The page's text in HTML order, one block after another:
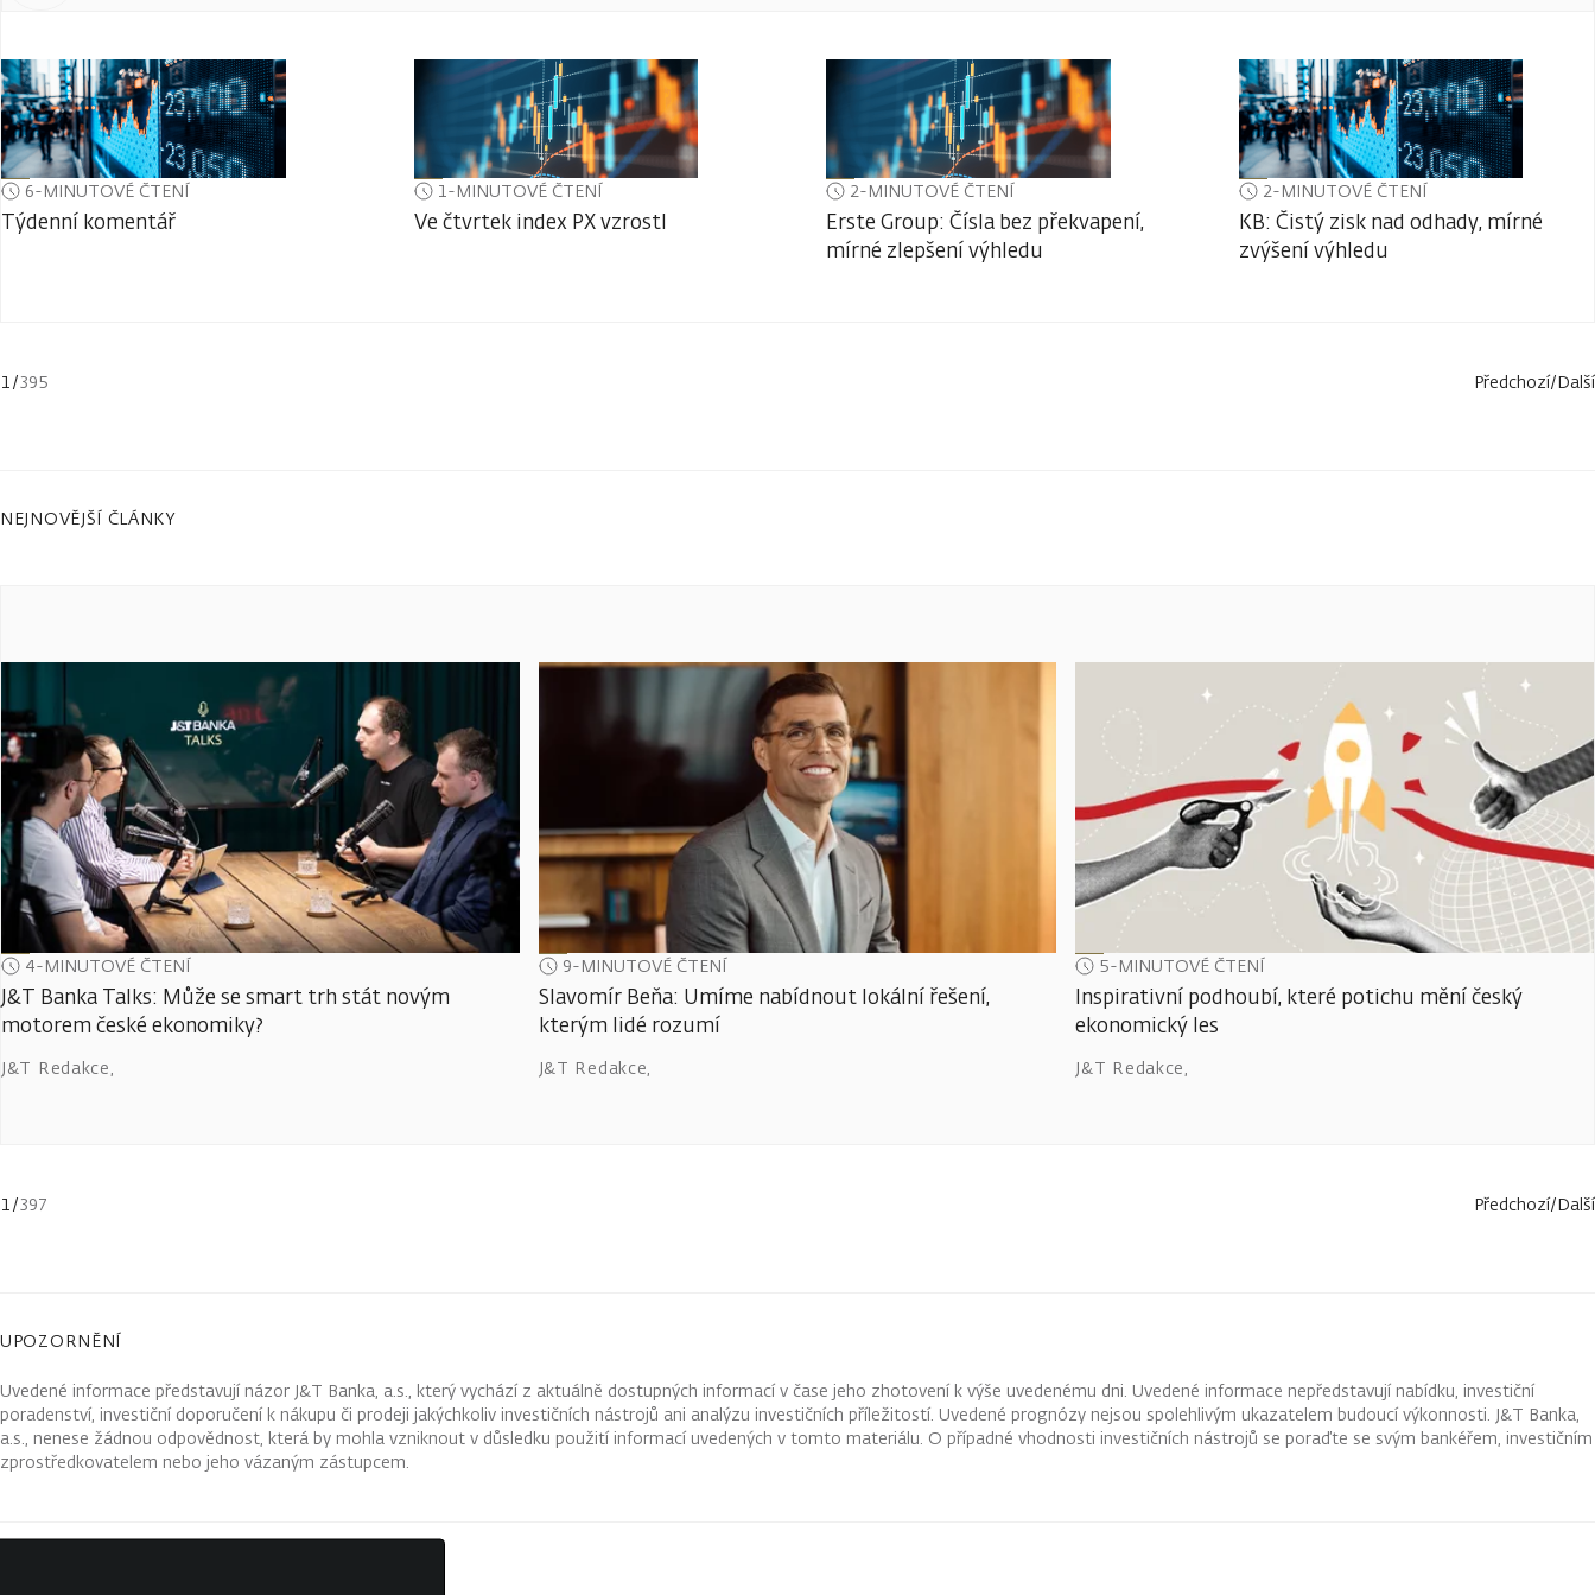
6-MINUTOVÉ ČTENÍ
Týdenní komentář
1-MINUTOVÉ ČTENÍ
Ve čtvrtek index PX vzrostl
2-MINUTOVÉ ČTENÍ
Erste Group: Čísla bez překvapení,
mírné zlepšení výhledu
2-MINUTOVÉ ČTENÍ
KB: Čistý zisk nad odhady, mírné
zvýšení výhledu
1 /395 Předchozí/Další
NEJNOVĚJŠÍ ČLÁNKY
4-MINUTOVÉ ČTENÍ
J&T Banka Talks: Může se smart trh stát novým
motorem české ekonomiky?
J&T Redakce,
9-MINUTOVÉ ČTENÍ
Slavomír Beňa: Umíme nabídnout lokální řešení,
kterým lidé rozumí
J&T Redakce,
5-MINUTOVÉ ČTENÍ
Inspirativní podhoubí, které potichu mění český
ekonomický les
J&T Redakce,
1/397 Předchozí/Další
UPOZORNĚNÍ
Uvedené informace představují názor J&T Banka, a.s., který vychází z aktuálně dostupných informací v čase jeho zhotovení k výše uvedenému dni. Uvedené informace nepředstavují nabídku, investiční
poradenství, investiční doporučení k nákupu či prodeji jakýchkoliv investičních nástrojů ani analýzu investičních příležitostí. Uvedené prognózy nejsou spolehlivým ukazatelem budoucí výkonnosti. J&T Banka,
a.s., nenese žádnou odpovědnost, která by mohla vzniknout v důsledku použití informací uvedených v tomto materiálu. O případné vhodnosti investičních nástrojů se poraďte se svým bankéřem, investičním
zprostředkovatelem nebo jeho vázaným zástupcem.